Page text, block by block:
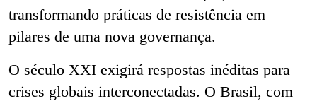
transformando práticas de resistência em
pilares de uma nova governança.
O século XXI exigirá respostas inéditas para
crises globais interconectadas. O Brasil, com